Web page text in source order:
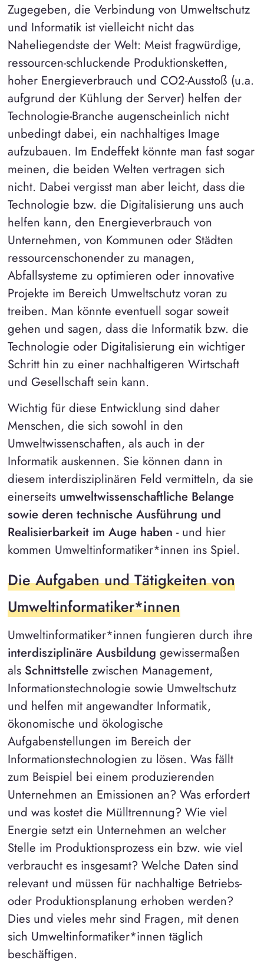
Zugegeben, die Verbindung von Umweltschutz
und Informatik ist vielleicht nicht das
Naheliegendste der Welt: Meist fragwürdige,
ressourcen-schluckende Produktionsketten,
hoher Energieverbrauch und CO2-Ausstoß (u.a.
aufgrund der Kühlung der Server) helfen der
Technologie-Branche augenscheinlich nicht
unbedingt dabei, ein nachhaltiges Image
aufzubauen. Im Endeffekt könnte man fast sogar
meinen, die beiden Welten vertragen sich
nicht. Dabei vergisst man aber leicht, dass die
Technologie bzw. die Digitalisierung uns auch
helfen kann, den Energieverbrauch von
Unternehmen, von Kommunen oder Städten
ressourcenschonender zu managen,
Abfallsysteme zu optimieren oder innovative
Projekte im Bereich Umweltschutz voran zu
treiben. Man könnte eventuell sogar soweit
gehen und sagen, dass die Informatik bzw. die
Technologie oder Digitalisierung ein wichtiger
Schritt hin zu einer nachhaltigeren Wirtschaft
und Gesellschaft sein kann.
Wichtig für diese Entwicklung sind daher
Menschen, die sich sowohl in den
Umweltwissenschaften, als auch in der
Informatik auskennen. Sie können dann in
diesem interdisziplinären Feld vermitteln, da sie
einerseits umweltwissenschaftliche Belange
sowie deren technische Ausführung und
Realisierbarkeit im Auge haben - und hier
kommen Umweltinformatiker*innen ins Spiel.
Die Aufgaben und Tätigkeiten von
Umweltinformatiker*innen
Umweltinformatiker*innen fungieren durch ihre
interdisziplinäre Ausbildung gewissermaßen
als Schnittstellezwischen Management,
Informationstechnologie sowie Umweltschutz
und helfen mit angewandter Informatik,
ökonomische und ökologische
Aufgabenstellungen im Bereich der
Informationstechnologien zu lösen. Was fällt
zum Beispiel bei einem produzierenden
Unternehmen an Emissionen an? Was erfordert
und was kostet die Mülltrennung? Wie viel
Energie setzt ein Unternehmen an welcher
Stelle im Produktionsprozess ein bzw. wie viel
verbraucht es insgesamt? Welche Daten sind
relevant und müssen für nachhaltige Betriebs-
oder Produktionsplanung erhoben werden?
Dies und vieles mehr sind Fragen, mit denen
sich Umweltinformatiker*innen täglich
beschäftigen.